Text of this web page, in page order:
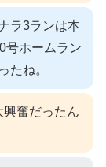
ラ3ランは本
号ホームラン
たね。
奮だったん